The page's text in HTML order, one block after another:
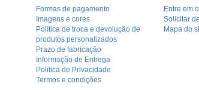
Formas de pagamento
Imagens e cores
Política de troca e devolução de
produtos personalizados
Prazo de fabricação
Informação de Entrega
Politica de Privacidade
Termos e condições
Entre em
Solicitar
Mapa do